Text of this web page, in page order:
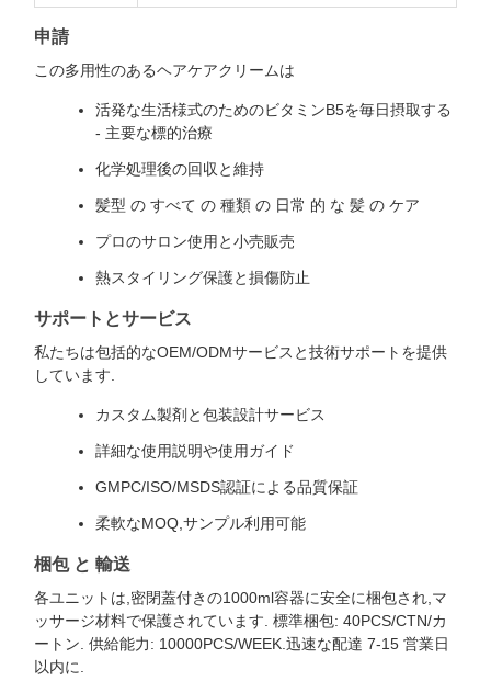
申請
この多用性のあるヘアケアクリームは
活発な生活様式のためのビタミンB5を毎日摂取する
- 主要な標的治療
化学処理後の回収と維持
髪型 の すべて の 種類 の 日常 的 な 髪 の ケア
プロのサロン使用と小売販売
熱スタイリング保護と損傷防止
サポートとサービス
私たちは包括的なOEM/ODMサービスと技術サポートを提供
しています.
カスタム製剤と包装設計サービス
詳細な使用説明や使用ガイド
GMPC/ISO/MSDS認証による品質保証
柔軟なMOQ,サンプル利用可能
梱包 と 輸送
各ユニットは,密閉蓋付きの1000ml容器に安全に梱包され,マ
ッサージ材料で保護されています. 標準梱包: 40PCS/CTN/カ
ートン. 供給能力: 10000PCS/WEEK.迅速な配達 7-15 営業日
以内に.